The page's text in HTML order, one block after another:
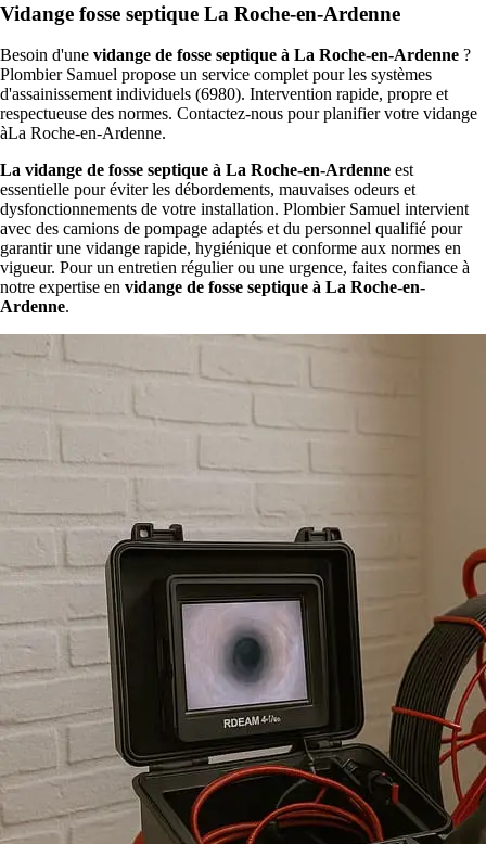
Vidange fosse septique La Roche-en-Ardenne
Besoin d'une vidange de fosse septique à La Roche-en-Ardenne ?
Plombier Samuel propose un service complet pour les systèmes
d'assainissement individuels (6980). Intervention rapide, propre et
respectueuse des normes. Contactez-nous pour planifier votre vidange
àLa Roche-en-Ardenne.
La vidange de fosse septique à La Roche-en-Ardenne est
essentielle pour éviter les débordements, mauvaises odeurs et
dysfonctionnements de votre installation. Plombier Samuel intervient
avec des camions de pompage adaptés et du personnel qualifié pour
garantir une vidange rapide, hygiénique et conforme aux normes en
vigueur. Pour un entretien régulier ou une urgence, faites confiance à
notre expertise en vidange de fosse septique à La Roche-en-
Ardenne.